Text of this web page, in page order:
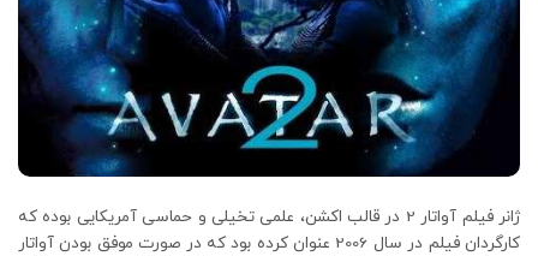
ژانر فیلم آواتار 2 در قالب اکشن، علمی تخیلی و حماسی آمریکایی بوده که
کارگردان فیلم در سال 2006 عنوان کرده بود که در صورت موفق بودن آواتار